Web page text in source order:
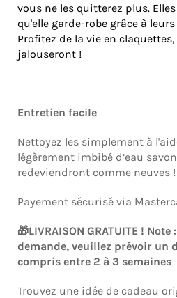
vous ne les quitterez plus.
qu'elle garde-robe grâce à leurs
Profitez de la vie en
jalouseront !
Entretien facile
Nettoyez les simplement à
légèrement imbibé d’eau
redeviendront comme neuves !
Payement sécurisé via
🎁LIVRAISON GRATUITE !
demande, veuillez prévoir un
compris entre 2 à 3 semaines
Trouvez une idée de cadeau